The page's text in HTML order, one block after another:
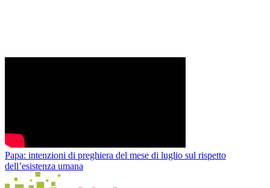
Papa: intenzioni di preghiera del mese di luglio sul rispetto
dell’esistenza umana